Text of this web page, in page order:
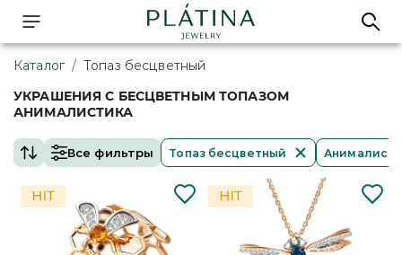
Каталог / Топаз бесцветный
УКРАШЕНИЯ С БЕСЦВЕТНЫМ ТОПАЗОМ
АНИМАЛИСТИКА
Все фильтры Топаз бесцветный